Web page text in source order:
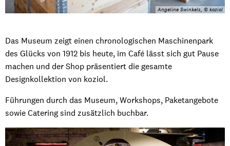
Angeline Swinkels, © koziol
Das Museum zeigt einen chronologischen Maschinenpark
des Glücks von 1912 bis heute, im Café lässt sich gut Pause
machen und der Shop präsentiert die gesamte
Designkollektion von koziol.
Führungen durch das Museum, Workshops, Paketangebote
sowie Catering sind zusätzlich buchbar.